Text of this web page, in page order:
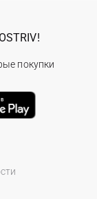
покупки